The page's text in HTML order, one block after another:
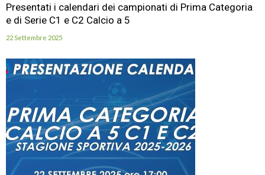
Presentati i calendari dei campionati di Prima Categoria
e di Serie C1 e C2 Calcio a 5
22 Settembre 2025